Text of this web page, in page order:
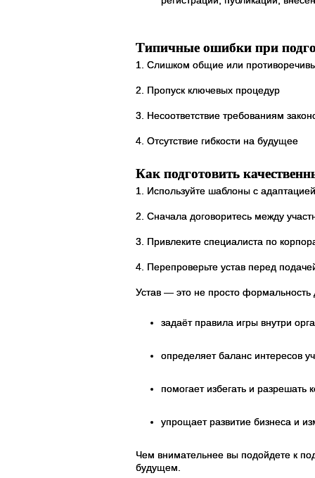
Типичные ошибки при
1. Слишком общие или
2. Пропуск ключевых процедур
3. Несоответствие требованиям
4. Отсутствие гибкости на будущее
Как подготовить
1. Используйте шаблоны с
2. Сначала договоритесь между
3. Привлеките специалиста по
4. Перепроверьте устав перед
Устав — это не просто формальность
задаёт правила игры внутри
определяет баланс интересов
помогает избегать и разрешать
упрощает развитие бизнеса и
Чем внимательнее вы подойдете к
будущем.